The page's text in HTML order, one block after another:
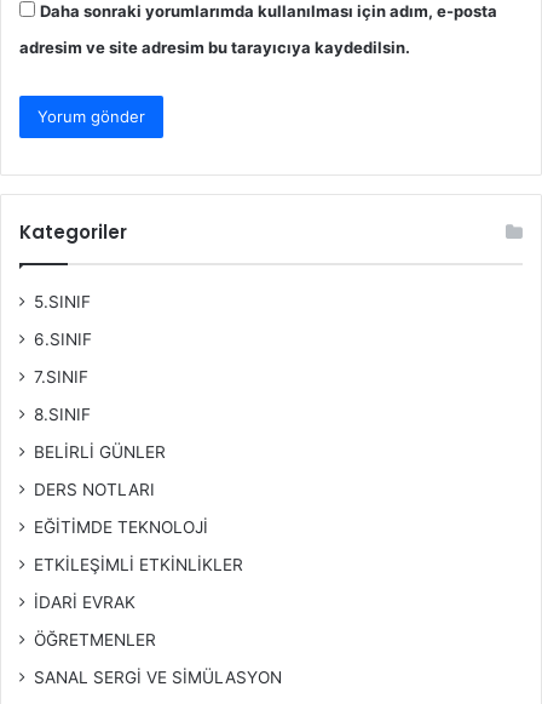
Daha sonraki yorumlarımda kullanılması için adım, e-posta
adresim ve site adresim bu tarayıcıya kaydedilsin.
Kategoriler
5.SINIF
6.SINIF
7.SINIF
8.SINIF
BELİRLİ GÜNLER
DERS NOTLARI
EĞİTİMDE TEKNOLOJİ
ETKİLEŞİMLİ ETKİNLİKLER
İDARİ EVRAK
ÖĞRETMENLER
SANAL SERGİ VE SİMÜLASYON